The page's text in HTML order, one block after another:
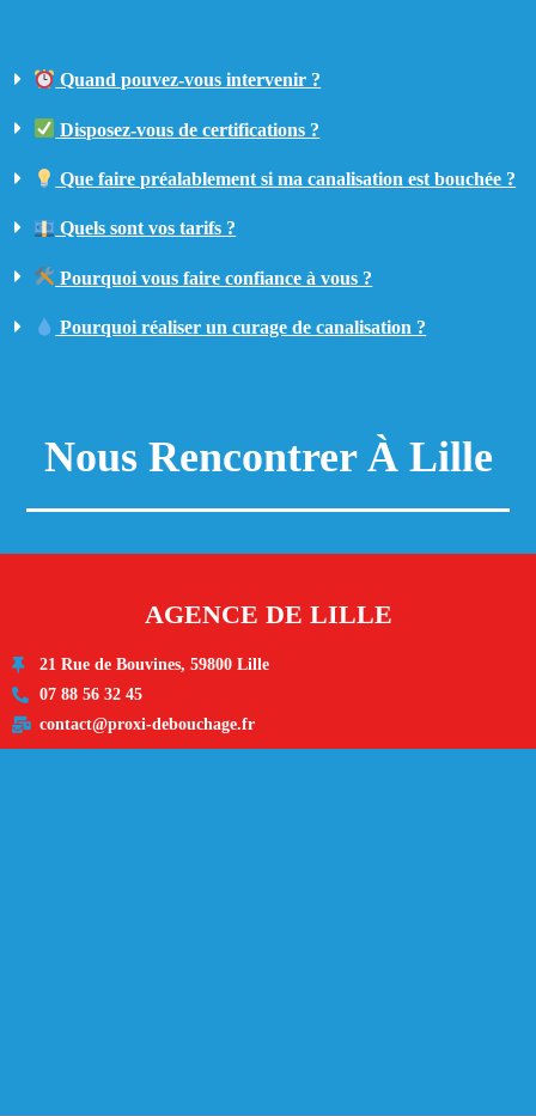
Quand pouvez-vous intervenir ?
Disposez-vous de certifications ?
Que faire préalablement si ma canalisation est bouchée ?
Quels sont vos tarifs ?
Pourquoi vous faire confiance à vous ?
Pourquoi réaliser un curage de canalisation ?
Nous Rencontrer À Lille
AGENCE DE LILLE
21 Rue de Bouvines, 59800 Lille
07 88 56 32 45
contact@proxi-debouchage.fr